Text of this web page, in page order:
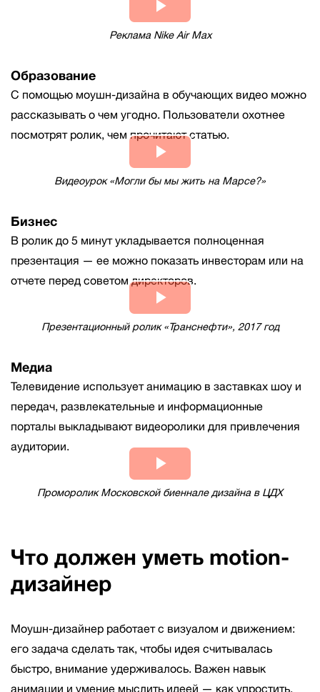
Play
Реклама Nike Air Max
Образование
С помощью моушн-дизайна в обучающих видео можно
рассказывать о чем угодно. Пользователи охотнее
посмотрят ролик, чем прочитают статью.
Play
Видеоурок «Могли бы мы жить на Марсе?»
Бизнес
В ролик до 5 минут укладывается полноценная
презентация — ее можно показать инвесторам или на
отчете перед советом директоров.
Play
Презентационный ролик «Транснефти», 2017 год
Медиа
Телевидение использует анимацию в заставках шоу и
передач, развлекательные и информационные
порталы выкладывают видеоролики для привлечения
аудитории.
Play
Проморолик Московской биеннале дизайна в ЦДХ
Что должен уметь motion-
дизайнер
Моушн-дизайнер работает с визуалом и движением:
его задача сделать так, чтобы идея считывалась
быстро, внимание удерживалось. Важен навык
анимации и умение мыслить идеей — как упростить,